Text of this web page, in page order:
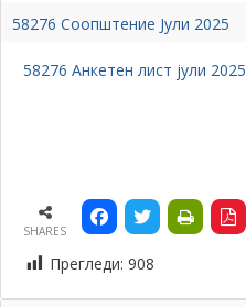
58276 Соопштение Јули 2025
58276 Анкетен лист јули 2025
SHARES
Прегледи: 908